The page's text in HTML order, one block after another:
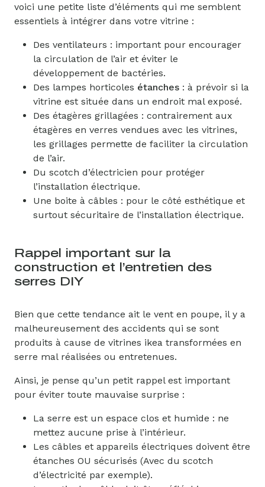
voici une petite liste d’éléments qui me semblent
essentiels à intégrer dans votre vitrine :
Des ventilateurs : important pour encourager
la circulation de l’air et éviter le
développement de bactéries.
Des lampes horticoles étanches : à prévoir si la
vitrine est située dans un endroit mal exposé.
Des étagères grillagées : contrairement aux
étagères en verres vendues avec les vitrines,
les grillages permette de faciliter la circulation
de l’air.
Du scotch d’électricien pour protéger
l’installation électrique.
Une boite à câbles : pour le côté esthétique et
surtout sécuritaire de l’installation électrique.
Rappel important sur la
construction et l’entretien des
serres DIY
Bien que cette tendance ait le vent en poupe, il y a
malheureusement des accidents qui se sont
produits à cause de vitrines ikea transformées en
serre mal réalisées ou entretenues.
Ainsi, je pense qu’un petit rappel est important
pour éviter toute mauvaise surprise :
La serre est un espace clos et humide : ne
mettez aucune prise à l’intérieur.
Les câbles et appareils électriques doivent être
étanches OU sécurisés (Avec du scotch
d’électricité par exemple).